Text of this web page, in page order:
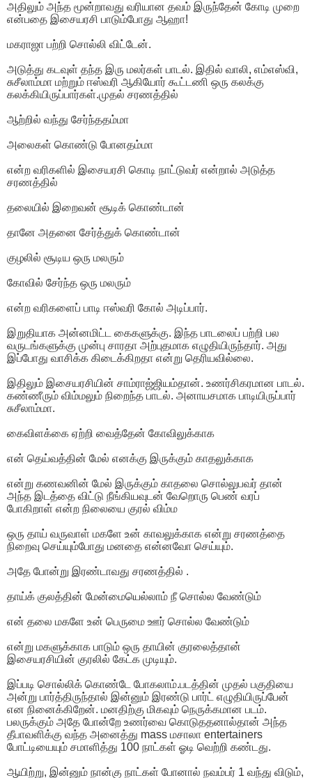
அதிலும் அந்த மூன்றாவது வரியான தவம் இருந்தேன் கோடி முறை
என்பதை இசையரசி பாடும்போது ஆஹா!
மகராஜா பற்றி சொல்லி விட்டேன்.
அடுத்து கடவுள் தந்த இரு மலர்கள் பாடல். இதில் வாலி, எம்எஸ்வி,
சுசீலாம்மா மற்றும் ஈஸ்வரி ஆகியோர் கூட்டணி ஒரு கலக்கு
கலக்கியிருப்பார்கள்.முதல் சரணத்தில்
ஆற்றில் வந்து சேர்ந்ததம்மா
அலைகள் கொண்டு போனதம்மா
என்ற வரிகளில் இசையரசி கொடி நாட்டுவர் என்றால் அடுத்த
சரணத்தில்
தலையில் இறைவன் சூடிக் கொண்டான்
தானே அதனை சேர்த்துக் கொண்டான்
குழலில் சூடிய ஒரு மலரும்
கோவில் சேர்ந்த ஒரு மலரும்
என்ற வரிகளைப் பாடி ஈஸ்வரி கோல் அடிப்பார்.
இறுதியாக அன்னமிட்ட கைகளுக்கு. இந்த பாடலைப் பற்றி பல
வருடங்களுக்கு முன்பு சாரதா அற்புதமாக எழுதியிருந்தார். அது
இப்போது வாசிக்க கிடைக்கிறதா என்று தெரியவில்லை.
இதிலும் இசையரசியின் சாம்ராஜ்ஜியம்தான். உணர்சிகரமான பாடல்.
கண்ணீரும் விம்மலும் நிறைந்த பாடல். அனாயசமாக பாடியிருப்பார்
சுசீலாம்மா.
கைவிளக்கை ஏற்றி வைத்தேன் கோவிலுக்காக
என் தெய்வத்தின் மேல் எனக்கு இருக்கும் காதலுக்காக
என்று கணவனின் மேல் இருக்கும் காதலை சொல்லுபவர் தான்
அந்த இடத்தை விட்டு நீங்கியவுடன் வேறொரு பெண் வரப்
போகிறாள் என்ற நிலையை குரல் விம்ம
ஒரு தாய் வருவாள் மகளே உன் காவலுக்காக என்று சரணத்தை
நிறைவு செய்யும்போது மனதை என்னவோ செய்யும்.
அதே போன்று இரண்டாவது சரணத்தில் .
தாய்க் குலத்தின் மேன்மையெல்லாம் நீ சொல்ல வேண்டும்
என் தலை மகளே உன் பெருமை ஊர் சொல்ல வேண்டும்
என்று மகளுக்காக பாடும் ஒரு தாயின் குரலைத்தான்
இசையரசியின் குரலில் கேட்க முடியும்.
இப்படி சொல்லிக் கொண்டே போகலாம்.படத்தின் முதல் பகுதியை
அன்று பார்த்திருந்தால் இன்னும் இரண்டு பார்ட் எழுதியிருப்பேன்
என நினைக்கிறேன். மனதிற்கு மிகவும் நெருக்கமான படம்.
பலருக்கும் அதே போன்றே உணர்வை கொடுததனால்தான் அந்த
தீபாவளிக்கு வந்த அனைத்து mass மசாலா entertainers
போட்டியையும் சமாளித்து 100 நாட்கள் ஓடி வெற்றி கண்டது.
ஆயிற்று, இன்னும் நான்கு நாட்கள் போனால் நவம்பர் 1 வந்து விடும்,